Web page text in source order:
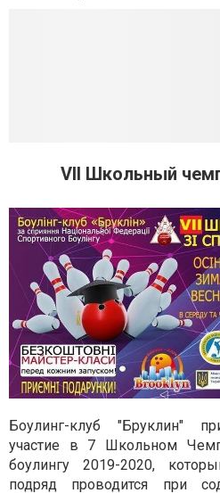
VII Школьный
Боулинг-клуб "Бруклин"
участие в 7 Школьном
боулингу 2019-2020,
подряд проводится при